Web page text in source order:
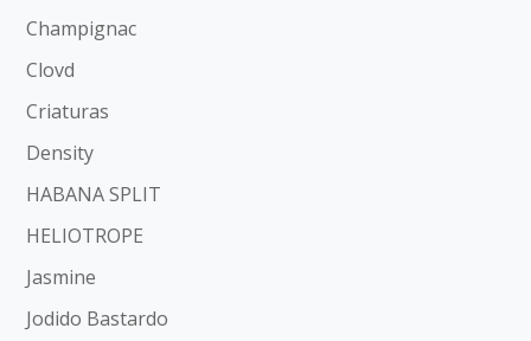
Champignac
Clovd
Criaturas
Density
HABANA SPLIT
HELIOTROPE
Jasmine
Jodido Bastardo